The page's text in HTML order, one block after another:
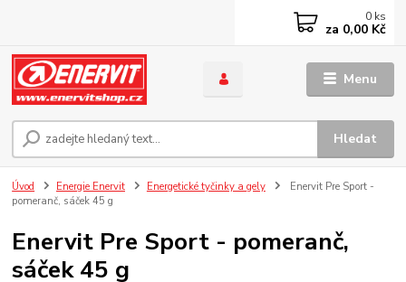
Menu
Hledat
0 ks
za 0,00 Kč
Úvod Energie Enervit Energetické tyčinky a gely
Enervit Pre Sport -
pomeranč, sáček 45 g
Enervit Pre Sport - pomeranč,
sáček 45 g